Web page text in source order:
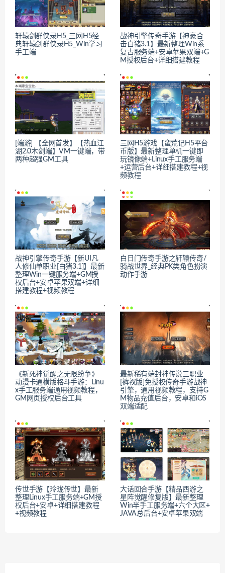
轩辕剑群侠录H5_三网H5经
典轩辕剑群侠录H5_Win学习
手工端
战神引擎传奇手游【神豪合
击白猪3.1】最新整理Win系
复古服务端+安卓苹果双端+G
M授权后台+详细搭建教程
[端游] 【全网首发】【热血江
湖2.0木剑端】VM一键端，带
两种超强GM工具
三网H5游戏【蛮荒记H5平台
币版】最新整理单机一键即
玩镜像端+Linux手工服务端
+运营后台+详细搭建教程+视
频教程
战神引擎传奇手游【新UI凡
人修仙单职业[白猪3.1]】最新
整理Win一键服务端+GM授
权后台+安卓苹果双端+详细
搭建教程+视频教程
白日门传奇手游之轩辕传奇/
骑战世界_经典PK类角色扮演
动作手游
《新死神觉醒之无限纷争》
动漫卡通横版格斗手游：Linu
x手工服务端通用视频教程，
GM网页授权后台工具
最新稀有端封神传说三职业
[裤衩版]免授权传奇手游战神
引擎，通用视频教程，支持G
M物品充值后台，安卓和iOS
双端适配
传世手游【玲珑传世】最新
整理Linux手工服务端+GM授
权后台+安卓+详细搭建教程
+视频教程
大话回合手游【精品西游之
星阵觉醒修复版】最新整理
Win半手工服务端+六个大区+
JAVA总后台+安卓苹果双端